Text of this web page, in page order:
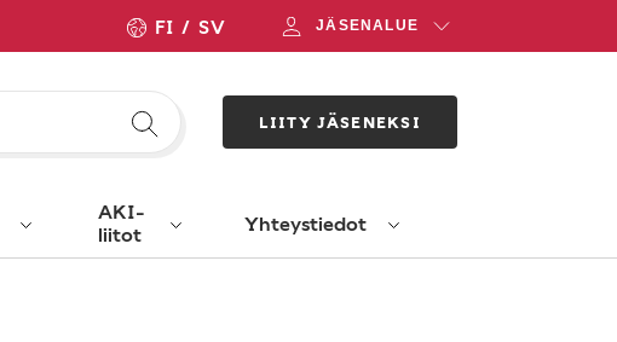
FI SV JÄSENALUE
LIITY JÄSENEKSI
AKI-
liitot
Yhteystiedot